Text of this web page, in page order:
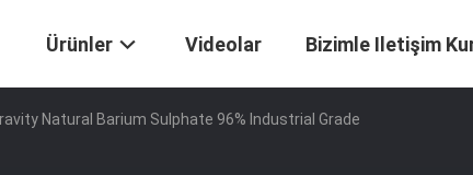
Ürünler Videolar Bizimle Iletişim
Natural Barium Sulphate 96% Industrial Grade